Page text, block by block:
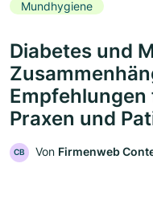
Mundhygiene
Diabetes und
Praxen und
CB Von Firmenweb